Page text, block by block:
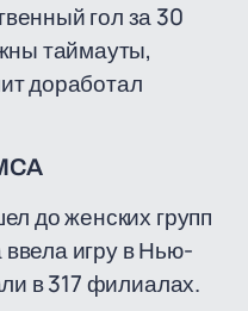
гол за 30
таймауты,
доработал
до женских групп
игру в Нью-
в 317 филиалах.